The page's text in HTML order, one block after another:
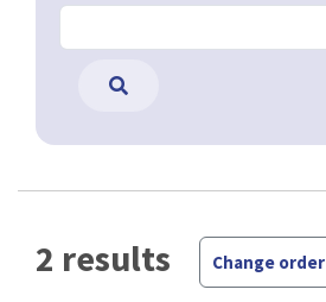
2 results Change order